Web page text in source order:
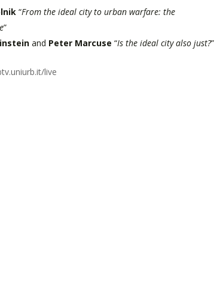
“From the ideal city to urban warfare: the
”
and Peter Marcuse “Is the ideal city also just?”
live